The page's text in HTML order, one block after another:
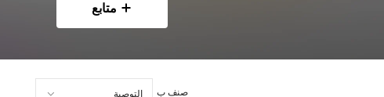
متابع
صنف ب